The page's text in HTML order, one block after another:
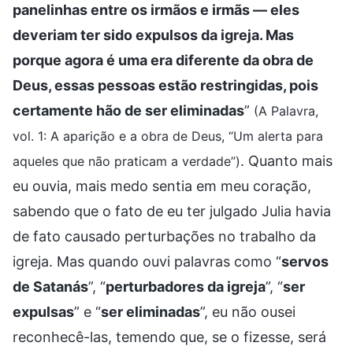
panelinhas entre os irmãos e irmãs — eles
deveriam ter sido expulsos da igreja. Mas
porque agora é uma era diferente da obra de
Deus, essas pessoas estão restringidas, pois
certamente hão de ser eliminadas” (A Palavra,
vol. 1: A aparição e a obra de Deus, “Um alerta para
aqueles que não praticam a verdade”). Quanto mais
eu ouvia, mais medo sentia em meu coração,
sabendo que o fato de eu ter julgado Julia havia
de fato causado perturbações no trabalho da
igreja. Mas quando ouvi palavras como “servos
de Satanás”, “perturbadores da igreja”, “ser
expulsas” e “ser eliminadas”, eu não ousei
reconhecê-las, temendo que, se o fizesse, será